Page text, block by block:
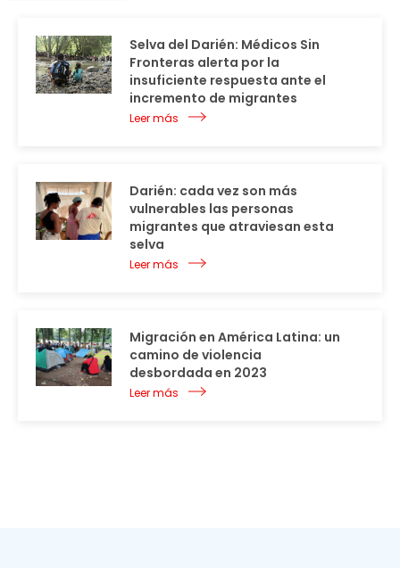
Selva del Darién: Médicos Sin
Fronteras alerta por la
insuficiente respuesta ante el
incremento de migrantes
Leer más
Darién: cada vez son más
vulnerables las personas
migrantes que atraviesan esta
selva
Leer más
Migración en América Latina: un
camino de violencia
desbordada en 2023
Leer más